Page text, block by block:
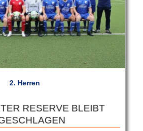
2. Herren
RESERVE BLEIBT